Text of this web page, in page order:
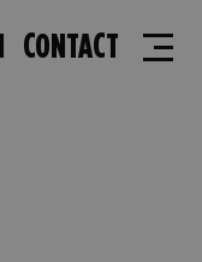
CONTACT